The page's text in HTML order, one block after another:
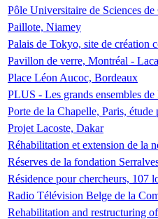
Pôle Universitaire de Sciences
Paillote, Niamey
Palais de Tokyo, site de création
Pavillon de verre, Montréal -
Place Léon Aucoc, Bordeaux
PLUS - Les grands ensembles
Porte de la Chapelle, Paris,
Projet Lacoste, Dakar
Réhabilitation et extension de la
Réserves de la fondation
Résidence pour chercheurs, 107
Radio Télévision Belge de la
Rehabilitation and restructuring